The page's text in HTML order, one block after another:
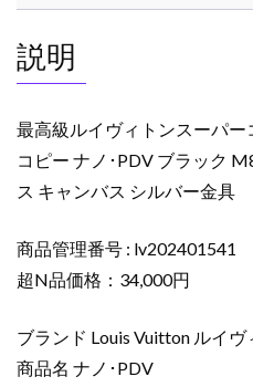
ピ
ー
ル
ヴ
ィ
ト
ン
ッ
グ
ピ
ー
説明
最高級ルイヴィトンスーパ
コピー ナノ･PDV ブラック
ス キャンバス シルバー金具
商品管理番号 : lv202401541
超N品価格：34,000円
ブランド Louis Vuitton ルイヴ
商品名 ナノ･PDV